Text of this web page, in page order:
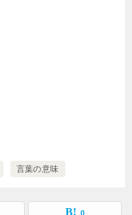
言葉の意味
0